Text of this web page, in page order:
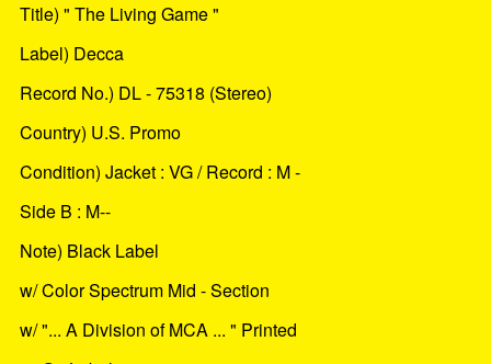
Title) " The Living Game "
Label) Decca
Record No.) DL - 75318 (Stereo)
Country) U.S. Promo
Condition) Jacket : VG / Record : M -
Side B : M--
Note) Black Label
w/ Color Spectrum Mid - Section
w/ "... A Division of MCA ... " Printed